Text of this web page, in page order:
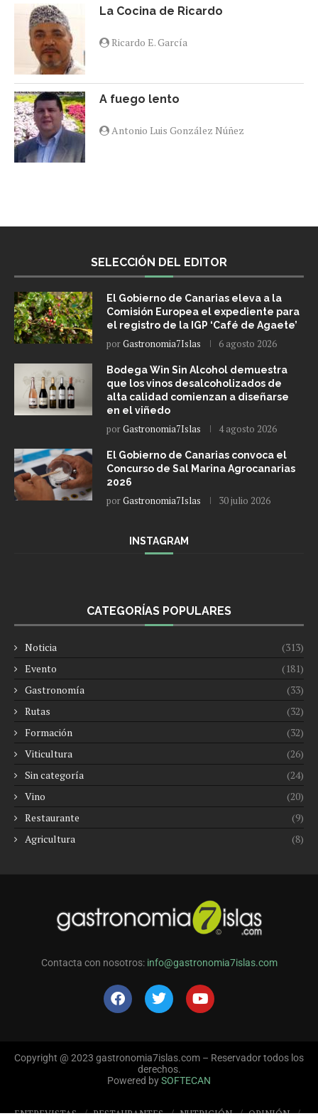
La Cocina de Ricardo
Ricardo E. García
A fuego lento
Antonio Luis González Núñez
SELECCIÓN DEL EDITOR
El Gobierno de Canarias eleva a la
Comisión Europea el expediente para
el registro de la IGP ‘Café de Agaete’
porGastronomia7Islas 6 agosto 2026
Bodega Win Sin Alcohol demuestra
que los vinos desalcoholizados de
alta calidad comienzan a diseñarse
en el viñedo
porGastronomia7Islas 4 agosto 2026
El Gobierno de Canarias convoca el
Concurso de Sal Marina Agrocanarias
2026
porGastronomia7Islas 30 julio 2026
INSTAGRAM
CATEGORÍAS POPULARES
Noticia
(313)
Evento
(181)
Gastronomía
(33)
Rutas
(32)
Formación
(32)
Viticultura
(26)
Sin categoría
(24)
Vino
(20)
Restaurante
(9)
Agricultura
(8)
Contacta con nosotros: info@gastronomia7islas.com
Copyright @ 2023 gastronomia7islas.com – Reservador todos los
derechos.
Powered bySOFTECAN